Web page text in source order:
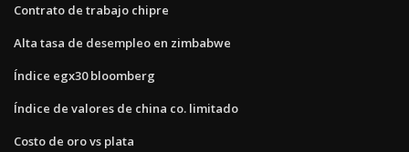
Contrato de trabajo chipre
Alta tasa de desempleo en zimbabwe
Índice egx30 bloomberg
Índice de valores de china co. limitado
Costo de oro vs plata